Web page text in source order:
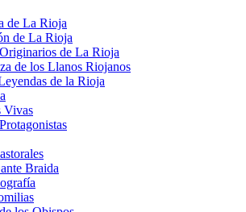
de La Rioja
de La Rioja
de La Rioja
de los Llanos Riojanos
de la Rioja
Vivas
Braida